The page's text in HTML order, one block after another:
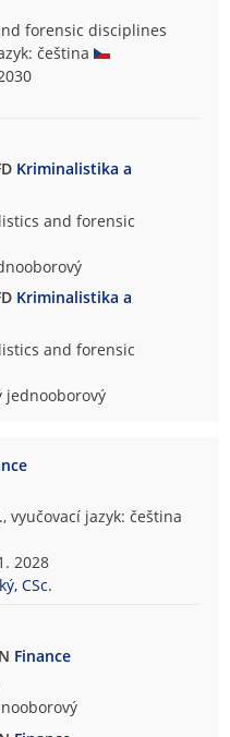
forensic disciplines
čeština
Kriminalistika a
and forensic
Kriminalistika a
and forensic
jednooborový
vyučovací jazyk: čeština
2028
CSc.
Finance